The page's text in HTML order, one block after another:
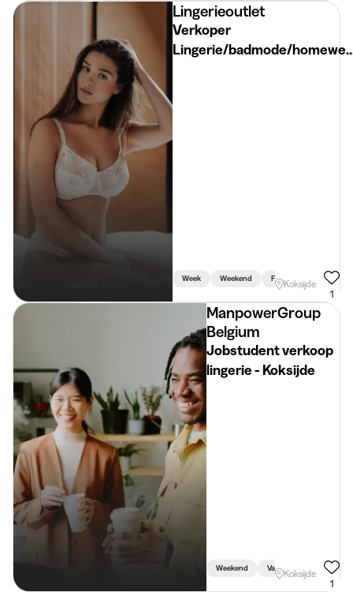
Lingerieoutlet
Verkoper
Lingerie/badmode/
Week Weekend Fiets Vereist
Koksijde
1
ManpowerGroup
Belgium
Jobstudent verkoop
lingerie - Koksijde
Weekend VakantieKoksijde
1